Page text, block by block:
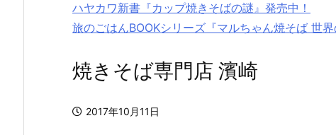
ハヤカワ新書『カップ焼きそばの謎』発売中！
旅のごはんBOOKシリーズ『マルちゃん焼そば 世
焼きそば専門店 濱崎
2017年10月11日